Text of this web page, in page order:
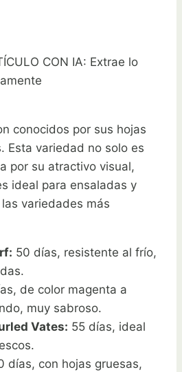
CON IA: Extrae lo
conocidos por sus hojas
Esta variedad no solo es
por su atractivo visual,
ideal para ensaladas y
variedades más
50 días, resistente al frío,
de color magenta a
muy sabroso.
Vates: 55 días, ideal
días, con hojas gruesas,